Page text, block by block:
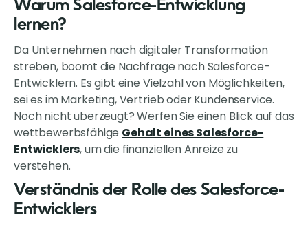
Warum Salesforce-Entwicklung
lernen?
Da Unternehmen nach digitaler Transformation
streben, boomt die Nachfrage nach Salesforce-
Entwicklern. Es gibt eine Vielzahl von Möglichkeiten,
sei es im Marketing, Vertrieb oder Kundenservice.
Noch nicht überzeugt? Werfen Sie einen Blick auf das
wettbewerbsfähige Gehalt eines Salesforce-
Entwicklers, um die finanziellen Anreize zu
verstehen.
Verständnis der Rolle des Salesforce-
Entwicklers